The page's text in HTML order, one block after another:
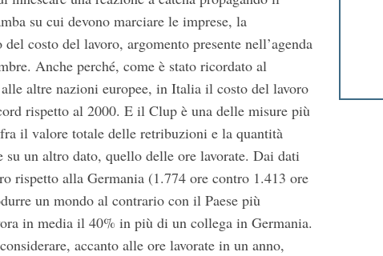
su cui devono marciare le imprese, la
costo del lavoro, argomento presente nell’agenda
Anche perché, come è stato ricordato al
altre nazioni europee, in Italia il costo del lavoro
rispetto al 2000. E il Clup è una delle misure più
il valore totale delle retribuzioni e la quantità
un altro dato, quello delle ore lavorate. Dai dati
rispetto alla Germania (1.774 ore contro 1.413 ore
un mondo al contrario con il Paese più
in media il 40% in più di un collega in Germania.
accanto alle ore lavorate in un anno,